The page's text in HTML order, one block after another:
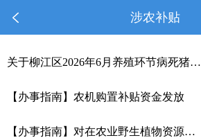
涉农补贴
关于柳江区2026年6月养殖环节病死猪无害化处理情况的公示
【办事指南】农机购置补贴资金发放
【办事指南】对在农业野生植物资源保护、科学研究、培育利用、宣传教育及其管理工作中成绩显著的单位和个人的奖励